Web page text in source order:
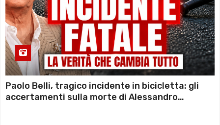
Paolo Belli, tragico incidente in bicicletta: gli
accertamenti sulla morte di Alessandro